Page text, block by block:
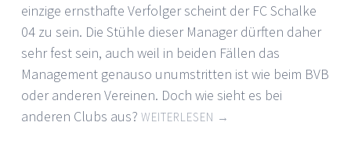
einzige ernsthafte Verfolger scheint der FC Schalke
04 zu sein. Die Stühle dieser Manager dürften daher
sehr fest sein, auch weil in beiden Fällen das
Management genauso unumstritten ist wie beim BVB
oder anderen Vereinen. Doch wie sieht es bei
anderen Clubs aus? WEITERLESEN →